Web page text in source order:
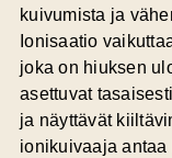
kuivumista ja
Ionisaatio
joka on hiuksen
asettuvat
ja näyttävät
ionikuivaaja antaa